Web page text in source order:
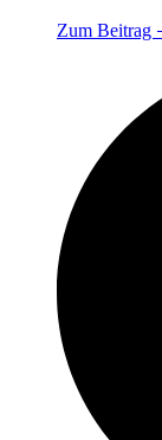
Zum Beitrag